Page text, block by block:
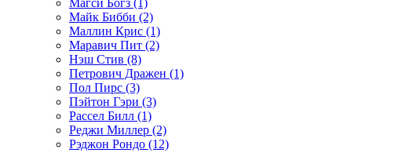
Майк Бибби (2)
Маллин Крис (1)
Маравич Пит (2)
Нэш Стив (8)
Петрович Дражен (1)
Пол Пирс (3)
Пэйтон Гэри (3)
Рассел Билл (1)
Реджи Миллер (2)
Рэджон Рондо (12)